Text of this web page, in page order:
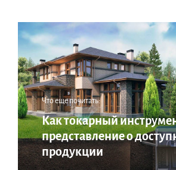
Что еще почитать:
Как токарный
представление о
продукции